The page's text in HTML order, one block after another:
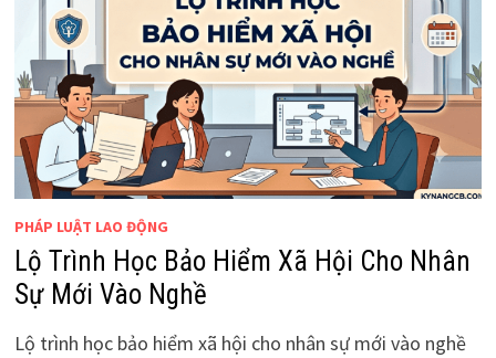
PHÁP LUẬT LAO ĐỘNG
Lộ Trình Học Bảo Hiểm Xã Hội Cho Nhân
Sự Mới Vào Nghề
Lộ trình học bảo hiểm xã hội cho nhân sự mới vào nghề